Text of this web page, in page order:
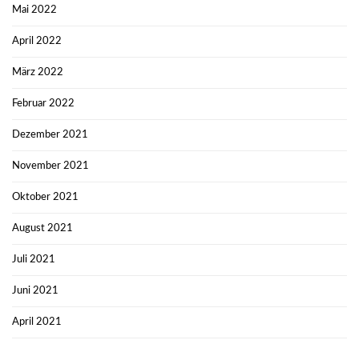
Mai 2022
April 2022
März 2022
Februar 2022
Dezember 2021
November 2021
Oktober 2021
August 2021
Juli 2021
Juni 2021
April 2021